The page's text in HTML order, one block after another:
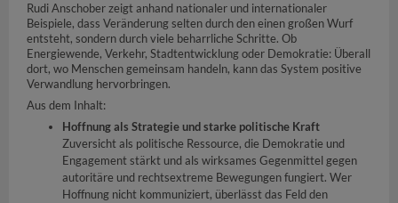
Rudi Anschober zeigt anhand nationaler und internationaler
Beispiele, dass Veränderung selten durch den einen großen Wurf
entsteht, sondern durch viele beharrliche Schritte. Ob
Energiewende, Verkehr, Stadtentwicklung oder Demokratie: Überall
dort, wo Menschen gemeinsam handeln, kann das System positive
Verwandlung hervorbringen.
Aus dem Inhalt:
Hoffnung als Strategie und starke politische Kraft
Zuversicht als politische Ressource, die Demokratie und
Engagement stärkt und als wirksames Gegenmittel gegen
autoritäre und rechtsextreme Bewegungen fungiert. Wer
Hoffnung nicht kommuniziert, überlässt das Feld den